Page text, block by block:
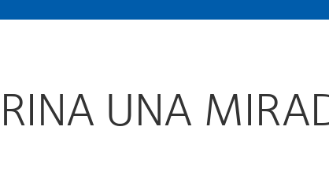
UNA